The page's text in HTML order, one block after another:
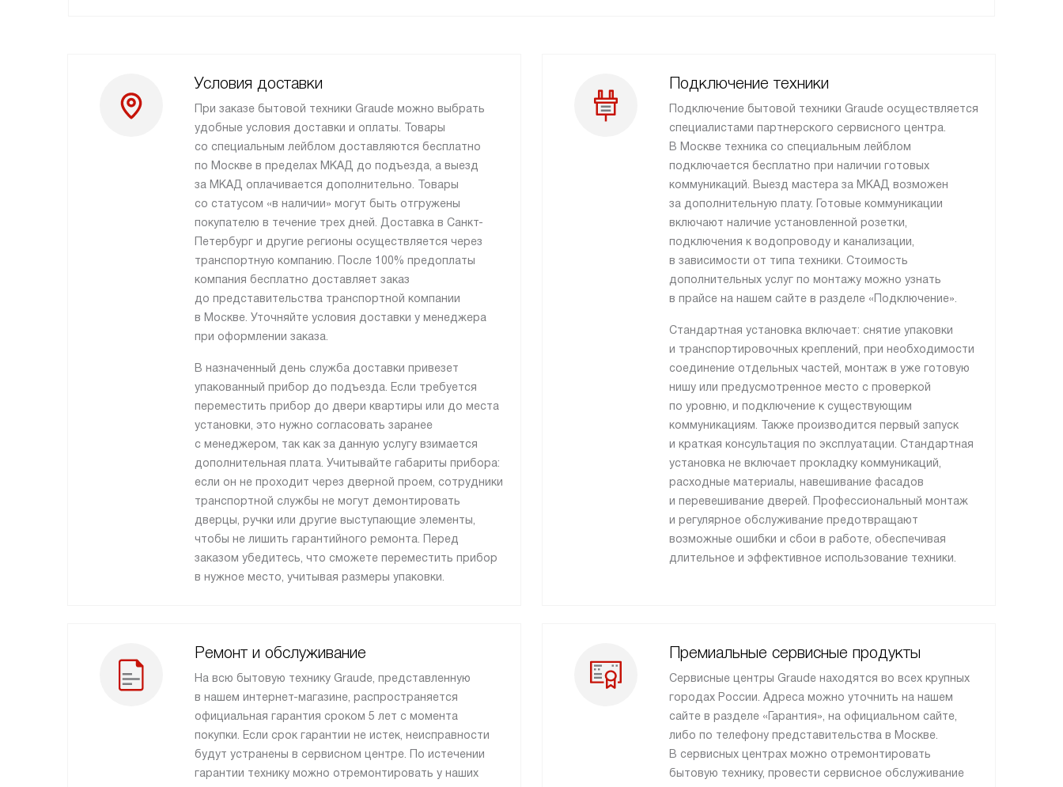
Условия доставки
При заказе бытовой техники Graude можно выбрать
удобные условия доставки и оплаты. Товары
со специальным лейблом доставляются бесплатно
по Москве в пределах МКАД до подъезда, а выезд
за МКАД оплачивается дополнительно. Товары
со статусом «в наличии» могут быть отгружены
покупателю в течение трех дней. Доставка в Санкт-
Петербург и другие регионы осуществляется через
транспортную компанию. После 100% предоплаты
компания бесплатно доставляет заказ
до представительства транспортной компании
в Москве. Уточняйте условия доставки у менеджера
при оформлении заказа.
В назначенный день служба доставки привезет
упакованный прибор до подъезда. Если требуется
переместить прибор до двери квартиры или до места
установки, это нужно согласовать заранее
с менеджером, так как за данную услугу взимается
дополнительная плата. Учитывайте габариты прибора:
если он не проходит через дверной проем, сотрудники
транспортной службы не могут демонтировать
дверцы, ручки или другие выступающие элементы,
чтобы не лишить гарантийного ремонта. Перед
заказом убедитесь, что сможете переместить прибор
в нужное место, учитывая размеры упаковки.
Подключение техники
Подключение бытовой техники Graude осуществляется
специалистами партнерского сервисного центра.
В Москве техника со специальным лейблом
подключается бесплатно при наличии готовых
коммуникаций. Выезд мастера за МКАД возможен
за дополнительную плату. Готовые коммуникации
включают наличие установленной розетки,
подключения к водопроводу и канализации,
в зависимости от типа техники. Стоимость
дополнительных услуг по монтажу можно узнать
в прайсе на нашем сайте в разделе «Подключение».
Стандартная установка включает: снятие упаковки
и транспортировочных креплений, при необходимости
соединение отдельных частей, монтаж в уже готовую
нишу или предусмотренное место с проверкой
по уровню, и подключение к существующим
коммуникациям. Также производится первый запуск
и краткая консультация по эксплуатации. Стандартная
установка не включает прокладку коммуникаций,
расходные материалы, навешивание фасадов
и перевешивание дверей. Профессиональный монтаж
и регулярное обслуживание предотвращают
возможные ошибки и сбои в работе, обеспечивая
длительное и эффективное использование техники.
Ремонт и обслуживание
На всю бытовую технику Graude, представленную
в нашем интернет-магазине, распространяется
официальная гарантия сроком 5 лет с момента
покупки. Если срок гарантии не истек, неисправности
будут устранены в сервисном центре. По истечении
гарантии технику можно отремонтировать у наших
Премиальные сервисные продукты
Сервисные центры Graude находятся во всех крупных
городах России. Адреса можно уточнить на нашем
сайте в разделе «Гарантия», на официальном сайте,
либо по телефону представительства в Москве.
В сервисных центрах можно отремонтировать
бытовую технику, провести сервисное обслуживание